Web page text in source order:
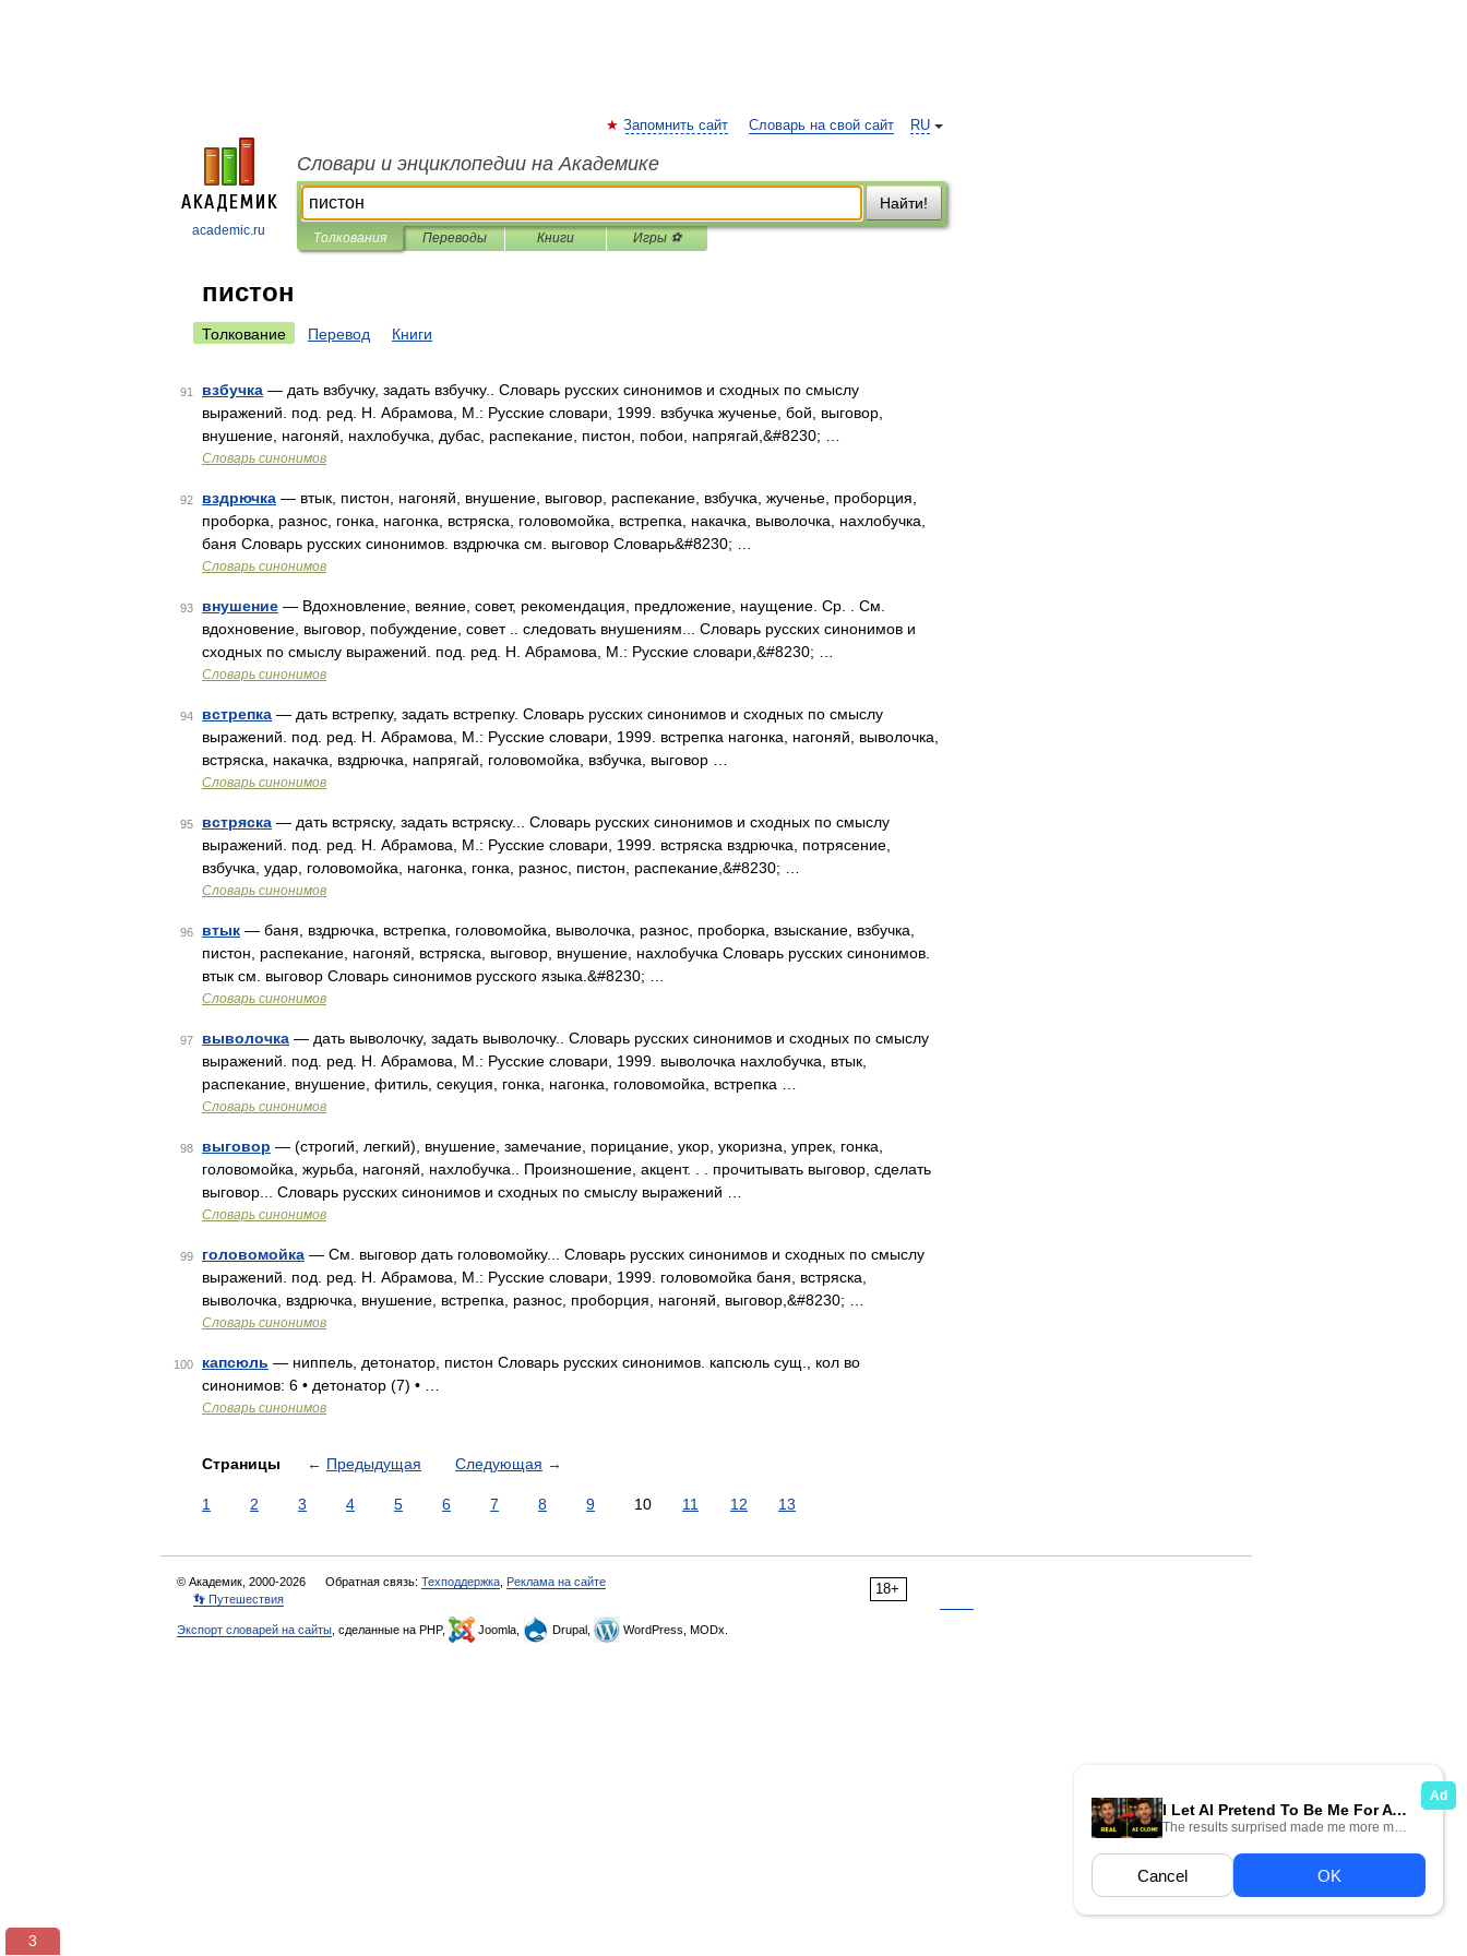
academic.ru
RU
Запомнить сайт Словарь на свой сайт
Словари и энциклопедии на Академике
Найти!
Толкования Переводы Книги Игры ⚽
пистон
Толкование Перевод Книги
91 взбучка — дать взбучку, задать взбучку.. Словарь русских синонимов и сходных по смыслу
выражений. под. ред. Н. Абрамова, М.: Русские словари, 1999. взбучка жученье, бой, выговор,
внушение, нагоняй, нахлобучка, дубас, распекание, пистон, побои, напрягай,&#8230; …
Словарь синонимов
92 вздрючка — втык, пистон, нагоняй, внушение, выговор, распекание, взбучка, жученье, проборция,
проборка, разнос, гонка, нагонка, встряска, головомойка, встрепка, накачка, выволочка, нахлобучка,
баня Словарь русских синонимов. вздрючка см. выговор Словарь&#8230; …
Словарь синонимов
93 внушение — Вдохновление, веяние, совет, рекомендация, предложение, наущение. Ср. . См.
вдохновение, выговор, побуждение, совет .. следовать внушениям... Словарь русских синонимов и
сходных по смыслу выражений. под. ред. Н. Абрамова, М.: Русские словари,&#8230; …
Словарь синонимов
94 встрепка — дать встрепку, задать встрепку. Словарь русских синонимов и сходных по смыслу
выражений. под. ред. Н. Абрамова, М.: Русские словари, 1999. встрепка нагонка, нагоняй, выволочка,
встряска, накачка, вздрючка, напрягай, головомойка, взбучка, выговор …
Словарь синонимов
95 встряска — дать встряску, задать встряску... Словарь русских синонимов и сходных по смыслу
выражений. под. ред. Н. Абрамова, М.: Русские словари, 1999. встряска вздрючка, потрясение,
взбучка, удар, головомойка, нагонка, гонка, разнос, пистон, распекание,&#8230; …
Словарь синонимов
96 втык — баня, вздрючка, встрепка, головомойка, выволочка, разнос, проборка, взыскание, взбучка,
пистон, распекание, нагоняй, встряска, выговор, внушение, нахлобучка Словарь русских синонимов.
втык см. выговор Словарь синонимов русского языка.&#8230; …
Словарь синонимов
97 выволочка — дать выволочку, задать выволочку.. Словарь русских синонимов и сходных по смыслу
выражений. под. ред. Н. Абрамова, М.: Русские словари, 1999. выволочка нахлобучка, втык,
распекание, внушение, фитиль, секуция, гонка, нагонка, головомойка, встрепка …
Словарь синонимов
98 выговор — (строгий, легкий), внушение, замечание, порицание, укор, укоризна, упрек, гонка,
головомойка, журьба, нагоняй, нахлобучка.. Произношение, акцент. . . прочитывать выговор, сделать
выговор... Словарь русских синонимов и сходных по смыслу выражений …
Словарь синонимов
99 головомойка — См. выговор дать головомойку... Словарь русских синонимов и сходных по смыслу
выражений. под. ред. Н. Абрамова, М.: Русские словари, 1999. головомойка баня, встряска,
выволочка, вздрючка, внушение, встрепка, разнос, проборция, нагоняй, выговор,&#8230; …
Словарь синонимов
100 капсюль — ниппель, детонатор, пистон Словарь русских синонимов. капсюль сущ., кол во
синонимов: 6 • детонатор (7) • …
Словарь синонимов
Страницы ← Предыдущая Следующая →
1 2 3 4 5 6 7 8 9 10 11 12 13
18+
© Академик, 2000-2026 Обратная связь: Техподдержка Реклама на сайте
👣 Путешествия
Экспорт словарей на сайты , сделанные на PHP, Joomla, Drupal, WordPress, MODx.
3